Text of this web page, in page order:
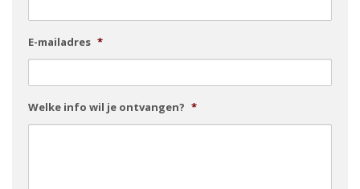
E-mailadres *
Welke info wil je ontvangen? *